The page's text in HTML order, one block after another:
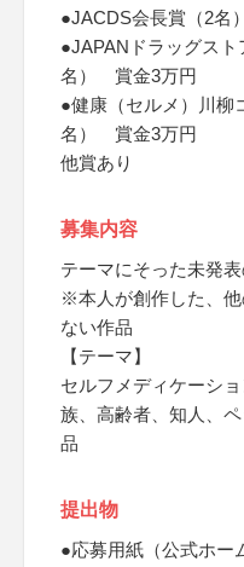
●JACDS会長賞（2
●JAPANドラッグス
名） 賞金3万円
●健康（セルメ）川柳
名） 賞金3万円
他賞あり
募集内容
テーマにそった未発
※本人が創作した、
ない作品
【テーマ】
セルフメディケーシ
族、高齢者、知人、
品
提出物
●応募用紙（公式ホー